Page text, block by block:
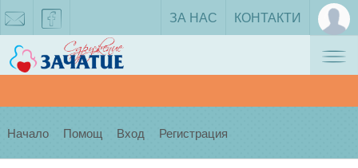
facebook
ЗА НАС КОНТАКТИ
Начало Помощ Вход Регистрация